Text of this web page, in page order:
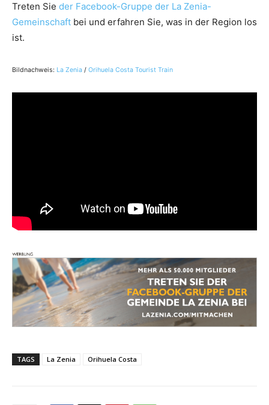
Treten Sie der Facebook-Gruppe der La Zenia-
Gemeinschaft bei und erfahren Sie, was in der Region los
ist.
Bildnachweis: La Zenia / Orihuela Costa Tourist Train
TAGS La Zenia Orihuela Costa